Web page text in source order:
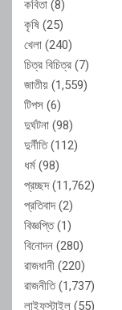
কবিতা (8)
কৃষি (25)
খেলা (240)
চিত্র বিচিত্র (7)
জাতীয় (1,559)
টিপস (6)
দুর্ঘটনা (98)
দুর্নীতি(112)
ধর্ম(98)
প্রচ্ছদ(11,762)
প্রতিবাদ(2)
বিজ্ঞপ্তি(1)
বিনোদন (280)
রাজধানী (220)
রাজনীতি(1,737)
লাইফস্টাইল (55)